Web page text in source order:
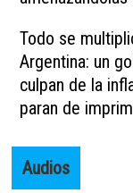
Todo se
Argentina: un
culpan de la
paran de
Audios